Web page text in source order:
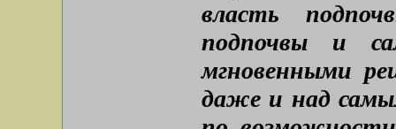
власть
подпочвы и
мгновенными
даже и над